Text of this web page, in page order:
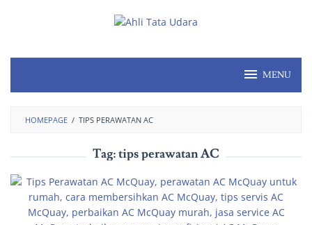
MENU
HOMEPAGE / TIPS PERAWATAN AC
Tag:tips perawatan AC